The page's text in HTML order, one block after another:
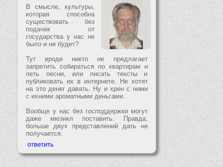
В смысле, культуры,
которая способна
существовать без
подачек от
государства у нас не
было и не будет?
Тут вроде никто не предлагает
запретить собираться по квартирам и
петь песни, или писать тексты и
публиковать их в интернете. Не хотят
на это денег давать. Ну и хрен с ними
с ихними ароматными деньгами.
Вообще у нас без господдержки могут
даже мюзикл поставить. Правда,
больше двух представлений дать не
получается.